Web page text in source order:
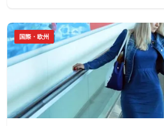
国際・欧州